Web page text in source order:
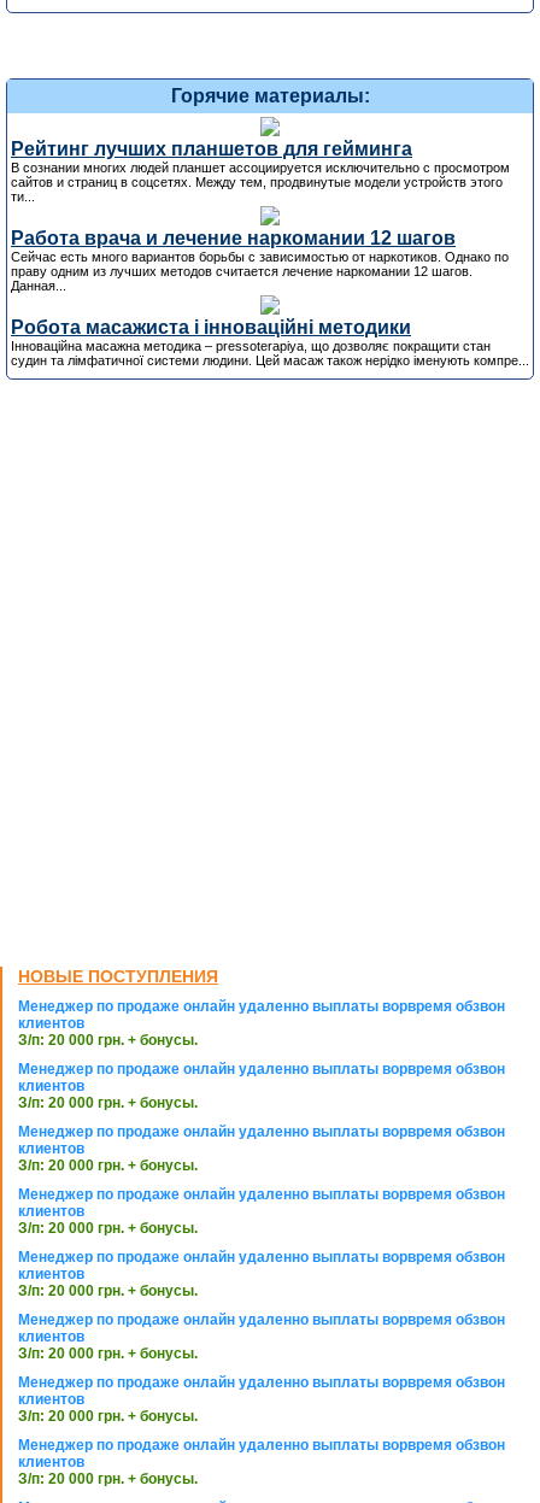
Горячие материалы:
Рейтинг лучших планшетов для гейминга
В сознании многих людей планшет ассоциируется исключительно с просмотром
сайтов и страниц в соцсетях. Между тем, продвинутые модели устройств этого
ти...
Работа врача и лечение наркомании 12 шагов
Сейчас есть много вариантов борьбы с зависимостью от наркотиков. Однако по
праву одним из лучших методов считается лечение наркомании 12 шагов.
Данная...
Робота масажиста і інноваційні методики
Інноваційна масажна методика – pressoterapiya, що дозволяє покращити стан
судин та лімфатичної системи людини. Цей масаж також нерідко іменують компре...
НОВЫЕ ПОСТУПЛЕНИЯ
Менеджер по продаже онлайн удаленно выплаты ворвремя обзвон
клиентов
З/п: 20 000 грн. + бонусы.
Менеджер по продаже онлайн удаленно выплаты ворвремя обзвон
клиентов
З/п: 20 000 грн. + бонусы.
Менеджер по продаже онлайн удаленно выплаты ворвремя обзвон
клиентов
З/п: 20 000 грн. + бонусы.
Менеджер по продаже онлайн удаленно выплаты ворвремя обзвон
клиентов
З/п: 20 000 грн. + бонусы.
Менеджер по продаже онлайн удаленно выплаты ворвремя обзвон
клиентов
З/п: 20 000 грн. + бонусы.
Менеджер по продаже онлайн удаленно выплаты ворвремя обзвон
клиентов
З/п: 20 000 грн. + бонусы.
Менеджер по продаже онлайн удаленно выплаты ворвремя обзвон
клиентов
З/п: 20 000 грн. + бонусы.
Менеджер по продаже онлайн удаленно выплаты ворвремя обзвон
клиентов
З/п: 20 000 грн. + бонусы.